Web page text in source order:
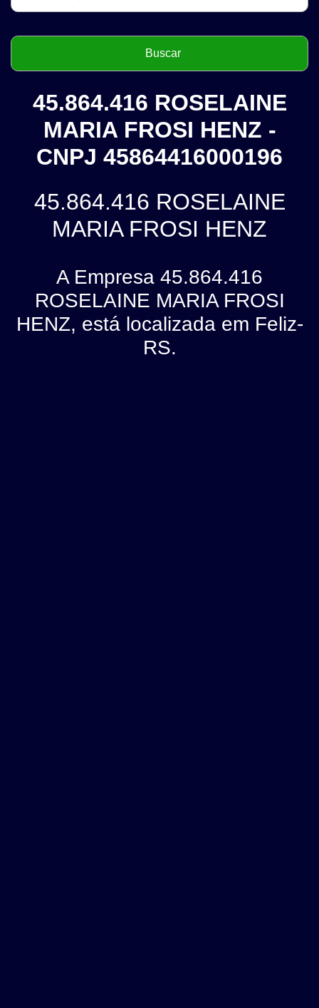
45.864.416 ROSELAINE
MARIA FROSI HENZ -
CNPJ 45864416000196
45.864.416 ROSELAINE
MARIA FROSI HENZ
A Empresa 45.864.416
ROSELAINE MARIA FROSI
HENZ, está localizada em Feliz-
RS.